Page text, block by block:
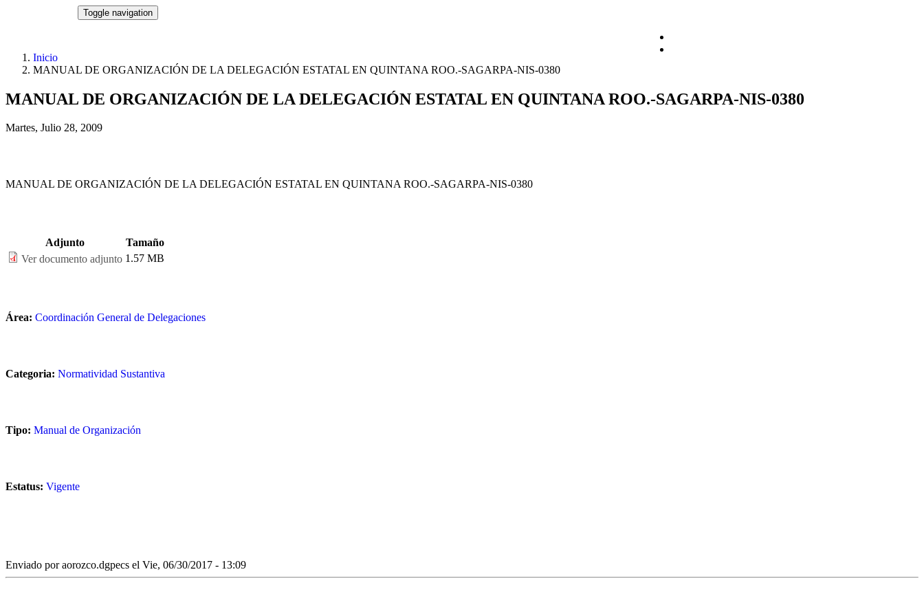
Pasar al contenido principal
Toggle navigation
Inicio
MANUAL DE ORGANIZACIÓN DE LA DELEGACIÓN ESTATAL EN QUINTANA ROO.-SAGARPA-NIS-0380
MANUAL DE ORGANIZACIÓN DE LA DELEGACIÓN ESTATAL EN QUINTANA ROO.-SAGARPA-NIS-0380
Martes, Julio 28, 2009
MANUAL DE ORGANIZACIÓN DE LA DELEGACIÓN ESTATAL EN QUINTANA ROO.-SAGARPA-NIS-0380
Adjunto
Tamaño
Ver documento adjunto 1.57 MB
Área: Coordinación General de Delegaciones
Categoria: Normatividad Sustantiva
Tipo: Manual de Organización
Estatus: Vigente
Enviado poraorozco.dgpecs el Vie, 06/30/2017 - 13:09